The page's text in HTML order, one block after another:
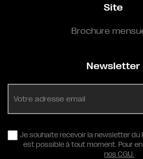
Site
Brochure
Newsletter
RGPD
Je souhaite recevoir la newsletter du
est possible à tout moment. Pour
nos CGU.